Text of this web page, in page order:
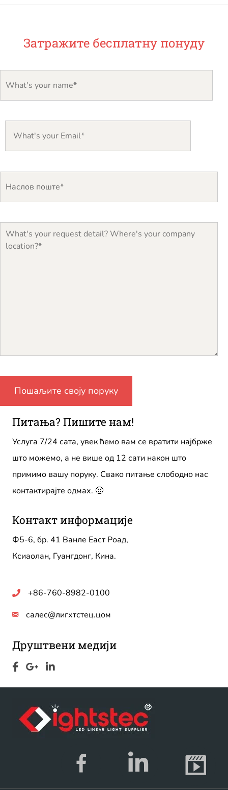
Затражите бесплатну понуду
Питања? Пишите нам!
Услуга 7/24 сата, увек ћемо вам се вратити најбрже
што можемо, а не више од 12 сати након што
примимо вашу поруку. Свако питање слободно нас
контактирајте одмах. 🙂
Контакт информације
Ф5-6, бр. 41 Ванле Еаст Роад,
Ксиаолан, Гуангдонг, Кина.
+86-760-8982-0100
салес@лигхтстец.цом
Друштвени медији